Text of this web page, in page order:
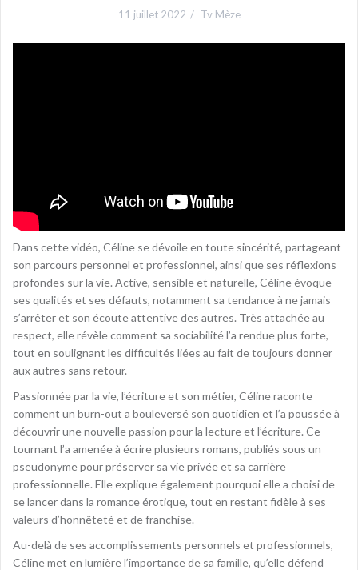
11 juillet 2022 Tv Mèze
Dans cette vidéo, Céline se dévoile en toute sincérité, partageant
son parcours personnel et professionnel, ainsi que ses réflexions
profondes sur la vie. Active, sensible et naturelle, Céline évoque
ses qualités et ses défauts, notamment sa tendance à ne jamais
s’arrêter et son écoute attentive des autres. Très attachée au
respect, elle révèle comment sa sociabilité l’a rendue plus forte,
tout en soulignant les difficultés liées au fait de toujours donner
aux autres sans retour.
Passionnée par la vie, l’écriture et son métier, Céline raconte
comment un burn-out a bouleversé son quotidien et l’a poussée à
découvrir une nouvelle passion pour la lecture et l’écriture. Ce
tournant l’a amenée à écrire plusieurs romans, publiés sous un
pseudonyme pour préserver sa vie privée et sa carrière
professionnelle. Elle explique également pourquoi elle a choisi de
se lancer dans la romance érotique, tout en restant fidèle à ses
valeurs d’honnêteté et de franchise.
Au-delà de ses accomplissements personnels et professionnels,
Céline met en lumière l’importance de sa famille, qu’elle défend